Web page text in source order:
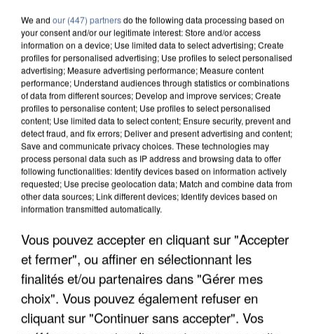
APRÈS TOUTES CES CANICULES, LES REFUGES
DE FAUNE SAUVAGE SONT...
We and our (447) partnersdo the following data processing based on
your consent and/or our legitimate interest: Store and/or access
information on a device; Use limited data to select advertising; Create
profiles for personalised advertising; Use profiles to select personalised
advertising; Measure advertising performance; Measure content
performance; Understand audiences through statistics or combinations
of data from different sources; Develop and improve services; Create
profiles to personalise content; Use profiles to select personalised
content; Use limited data to select content; Ensure security, prevent and
detect fraud, and fix errors; Deliver and present advertising and content;
Save and communicate privacy choices. These technologies may
process personal data such as IP address and browsing data to offer
following functionalities: Identify devices based on information actively
requested; Use precise geolocation data; Match and combine data from
other data sources; Link different devices; Identify devices based on
information transmitted automatically.
Vous pouvez accepter en cliquant sur "Accepter
et fermer", ou affiner en sélectionnant les
finalités et/ou partenaires dans "Gérer mes
choix". Vous pouvez également refuser en
cliquant sur "Continuer sans accepter". Vos